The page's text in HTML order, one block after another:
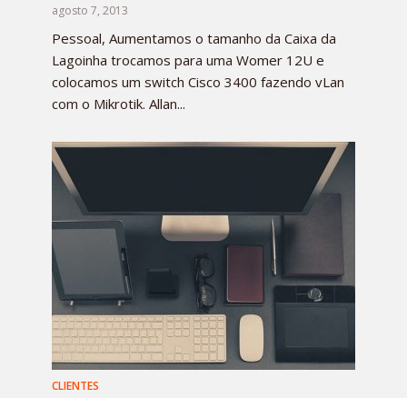
agosto 7, 2013
Pessoal, Aumentamos o tamanho da Caixa da
Lagoinha trocamos para uma Womer 12U e
colocamos um switch Cisco 3400 fazendo vLan
com o Mikrotik. Allan...
CLIENTES